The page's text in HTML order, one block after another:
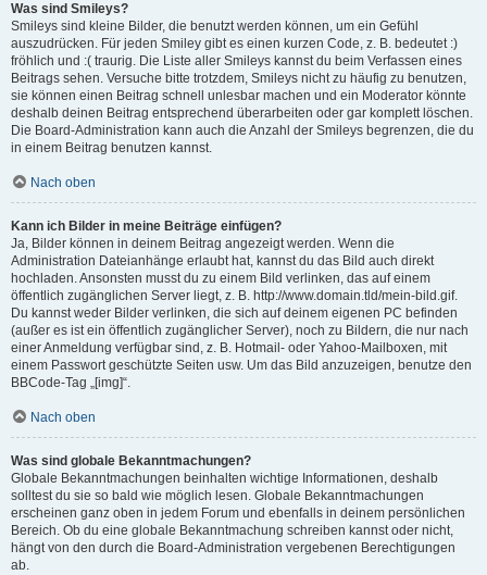
Was sind Smileys?
Smileys sind kleine Bilder, die benutzt werden können, um ein Gefühl
auszudrücken. Für jeden Smiley gibt es einen kurzen Code, z. B. bedeutet :)
fröhlich und :( traurig. Die Liste aller Smileys kannst du beim Verfassen eines
Beitrags sehen. Versuche bitte trotzdem, Smileys nicht zu häufig zu benutzen,
sie können einen Beitrag schnell unlesbar machen und ein Moderator könnte
deshalb deinen Beitrag entsprechend überarbeiten oder gar komplett löschen.
Die Board-Administration kann auch die Anzahl der Smileys begrenzen, die du
in einem Beitrag benutzen kannst.
Nach oben
Kann ich Bilder in meine Beiträge einfügen?
Ja, Bilder können in deinem Beitrag angezeigt werden. Wenn die
Administration Dateianhänge erlaubt hat, kannst du das Bild auch direkt
hochladen. Ansonsten musst du zu einem Bild verlinken, das auf einem
öffentlich zugänglichen Server liegt, z. B. http://www.domain.tld/mein-bild.gif.
Du kannst weder Bilder verlinken, die sich auf deinem eigenen PC befinden
(außer es ist ein öffentlich zugänglicher Server), noch zu Bildern, die nur nach
einer Anmeldung verfügbar sind, z. B. Hotmail- oder Yahoo-Mailboxen, mit
einem Passwort geschützte Seiten usw. Um das Bild anzuzeigen, benutze den
BBCode-Tag „[img]“.
Nach oben
Was sind globale Bekanntmachungen?
Globale Bekanntmachungen beinhalten wichtige Informationen, deshalb
solltest du sie so bald wie möglich lesen. Globale Bekanntmachungen
erscheinen ganz oben in jedem Forum und ebenfalls in deinem persönlichen
Bereich. Ob du eine globale Bekanntmachung schreiben kannst oder nicht,
hängt von den durch die Board-Administration vergebenen Berechtigungen
ab.